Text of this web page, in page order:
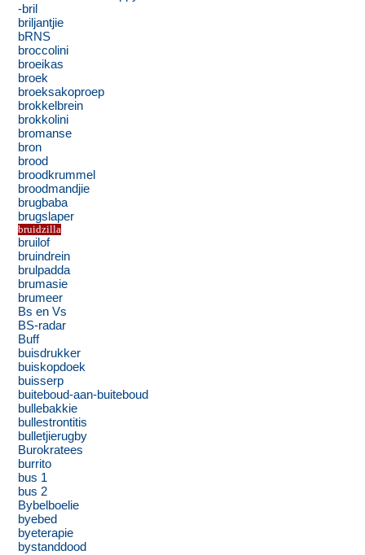
-bril
briljantjie
bRNS
broccolini
broeikas
broek
broeksakoproep
brokkelbrein
brokkolini
bromanse
bron
brood
broodkrummel
broodmandjie
brugbaba
brugslaper
bruidzilla
bruilof
bruindrein
brulpadda
brumasie
brumeer
Bs en Vs
BS-radar
Buff
buisdrukker
buiskopdoek
buisserp
buiteboud-aan-buiteboud
bullebakkie
bullestrontitis
bulletjierugby
Burokratees
burrito
bus 1
bus 2
Bybelboelie
byebed
byeterapie
bystanddood